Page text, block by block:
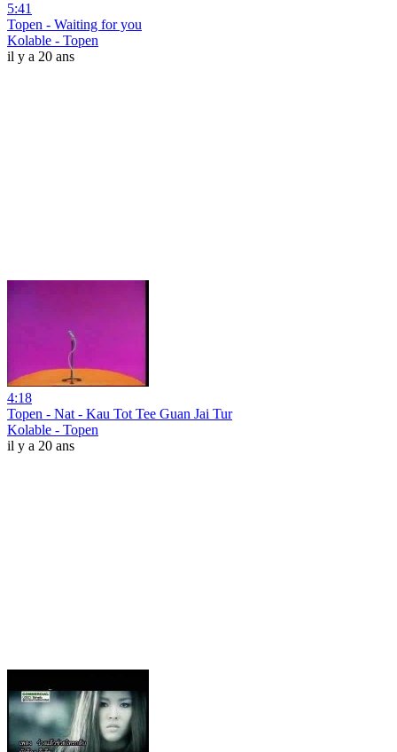
5:41
Topen - Waiting for you
Kolable - Topen
il y a 20 ans
4:18
Topen - Nat - Kau Tot Tee Guan Jai Tur
Kolable - Topen
il y a 20 ans